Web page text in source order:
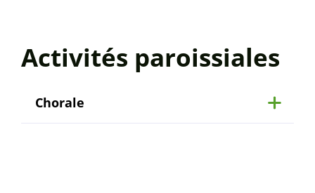
Activités paroissiales
Chorale